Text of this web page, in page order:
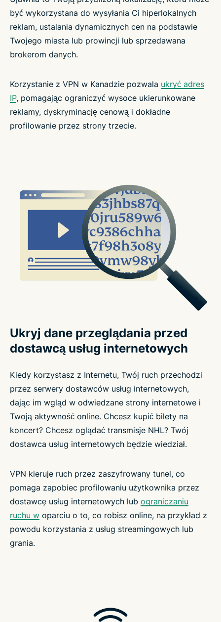
być wykorzystana do wysyłania Ci hiperlokalnych
reklam, ustalania dynamicznych cen na podstawie
Twojego miasta lub prowincji lub sprzedawana
brokerom danych.
Korzystanie z VPN w Kanadzie pozwala ukryć adres
IP, pomagając ograniczyć wysoce ukierunkowane
reklamy, dyskryminację cenową i dokładne
profilowanie przez strony trzecie.
Ukryj dane przeglądania przed
dostawcą usług internetowych
Kiedy korzystasz z Internetu, Twój ruch przechodzi
przez serwery dostawców usług internetowych,
dając im wgląd w odwiedzane strony internetowe i
Twoją aktywność online. Chcesz kupić bilety na
koncert? Chcesz oglądać transmisje NHL? Twój
dostawca usług internetowych będzie wiedział.
VPN kieruje ruch przez zaszyfrowany tunel, co
pomaga zapobiec profilowaniu użytkownika przez
dostawcę usług internetowych lub ograniczaniu
ruchu w oparciu o to, co robisz online, na przykład z
powodu korzystania z usług streamingowych lub
grania.